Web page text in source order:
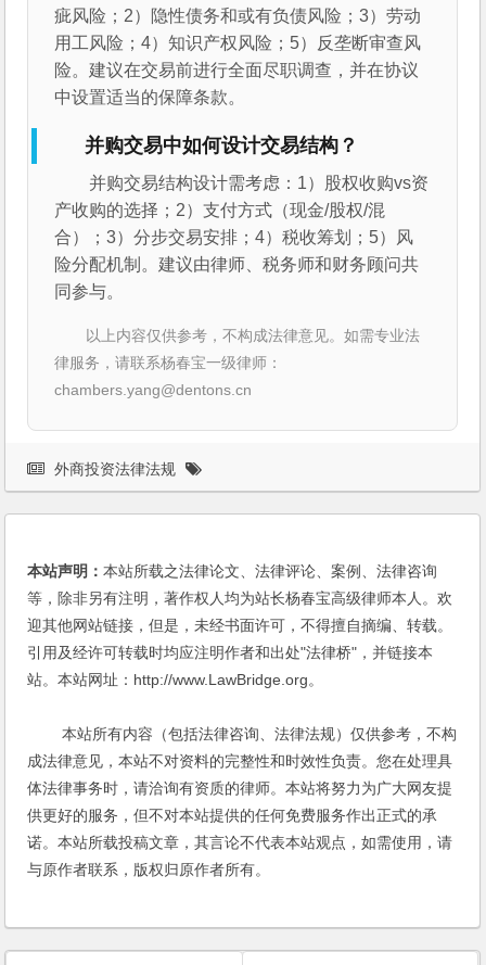
疵风险；2）隐性债务和或有负债风险；3）劳动
用工风险；4）知识产权风险；5）反垄断审查风
险。建议在交易前进行全面尽职调查，并在协议
中设置适当的保障条款。
并购交易中如何设计交易结构？
并购交易结构设计需考虑：1）股权收购vs资
产收购的选择；2）支付方式（现金/股权/混
合）；3）分步交易安排；4）税收筹划；5）风
险分配机制。建议由律师、税务师和财务顾问共
同参与。
以上内容仅供参考，不构成法律意见。如需专业法
律服务，请联系杨春宝一级律师：
chambers.yang@dentons.cn
外商投资法律法规
本站声明：本站所载之法律论文、法律评论、案例、法律咨询
等，除非另有注明，著作权人均为站长杨春宝高级律师本人。欢
迎其他网站链接，但是，未经书面许可，不得擅自摘编、转载。
引用及经许可转载时均应注明作者和出处"法律桥"，并链接本
站。本站网址：http://www.LawBridge.org。
本站所有内容（包括法律咨询、法律法规）仅供参考，不构
成法律意见，本站不对资料的完整性和时效性负责。您在处理具
体法律事务时，请洽询有资质的律师。本站将努力为广大网友提
供更好的服务，但不对本站提供的任何免费服务作出正式的承
诺。本站所载投稿文章，其言论不代表本站观点，如需使用，请
与原作者联系，版权归原作者所有。